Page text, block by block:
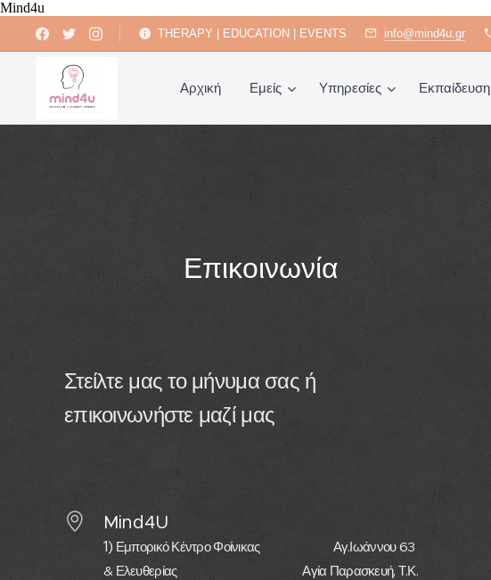
Mind4u
THERAPY | EDUCATION | EVENTS info@mind4u.gr
Αρχική Εμείς Υπηρεσίες Εκπαίδευση
Επικοινωνία
Στείλτε μας το μήνυμα σας ή
επικοινωνήστε μαζί μας
Mind4U
1) Εμπορικό Κέντρο Φοίνικας Αγ.Ιωάννου 63
& Ελευθερίας Αγία Παρασκευή, Τ.Κ.